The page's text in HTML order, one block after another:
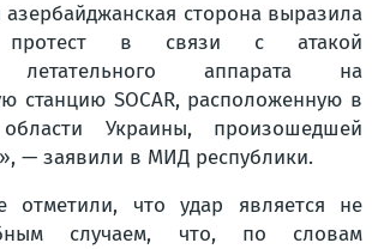
азербайджанская сторона выразила
протест в связи с атакой
летательного аппарата на
станцию SOCAR, расположенную в
Украины, произошедшей
— заявили в МИД республики.
отметили, что удар является не
случаем, что, по словам